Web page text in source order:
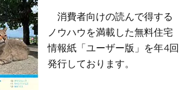
消費者向けの読んで得する
ノウハウを満載した無料住宅
情報紙「ユーザー版」を年4回
発行しております。